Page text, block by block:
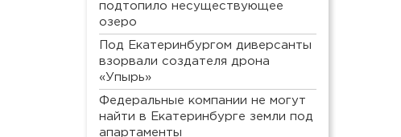
подтопило несуществующее
озеро
Под Екатеринбургом диверсанты
взорвали создателя дрона
«Упырь»
Федеральные компании не могут
найти в Екатеринбурге земли под
апартаменты